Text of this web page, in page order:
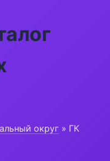
округ » ГК